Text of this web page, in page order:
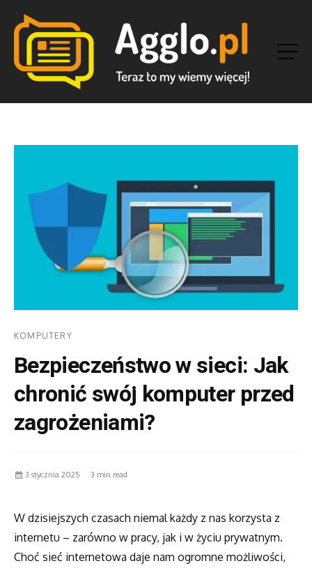
KOMPUTERY
Bezpieczeństwo w sieci: Jak
chronić swój komputer przed
zagrożeniami?
3 stycznia 2025 3 min read
W dzisiejszych czasach niemal każdy z nas korzysta z
internetu – zarówno w pracy, jak i w życiu prywatnym.
Choć sieć internetowa daje nam ogromne możliwości,